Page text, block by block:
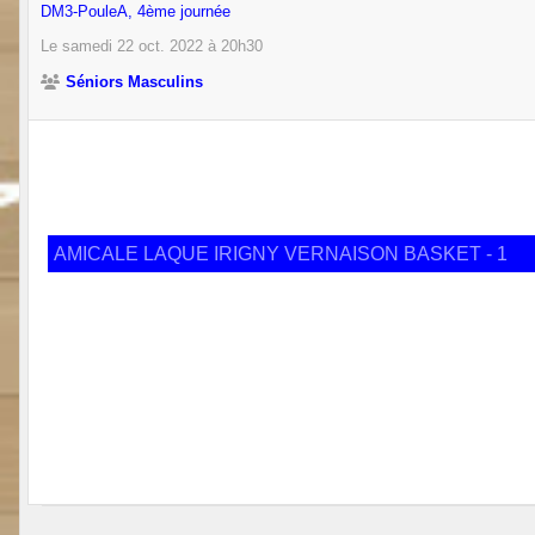
DM3-PouleA, 4ème journée
Le samedi 22 oct. 2022 à 20h30
Séniors Masculins
AMICALE LAQUE IRIGNY VERNAISON BASKET - 1